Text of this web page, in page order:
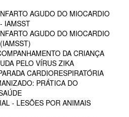
AGUDO DO MIOCARDIO
IAMSST
AGUDO DO MIOCARDIO
DA CRIANÇA
PELO VÍRUS ZIKA
CARDIORESPIRATÓRIA
PRÁTICA DO
- LESÕES POR ANIMAIS